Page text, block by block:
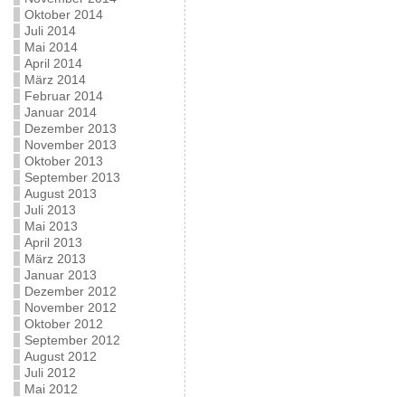
Oktober 2014
Juli 2014
Mai 2014
April 2014
März 2014
Februar 2014
Januar 2014
Dezember 2013
November 2013
Oktober 2013
September 2013
August 2013
Juli 2013
Mai 2013
April 2013
März 2013
Januar 2013
Dezember 2012
November 2012
Oktober 2012
September 2012
August 2012
Juli 2012
Mai 2012